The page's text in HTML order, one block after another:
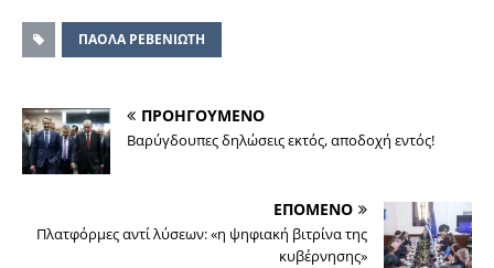
ΠΑΟΛΑ ΡΕΒΕΝΙΩΤΗ
ΠΡΟΗΓΟΥΜΕΝΟ
Βαρύγδουπες δηλώσεις εκτός, αποδοχή εντός!
ΕΠΟΜΕΝΟ
Πλατφόρμες αντί λύσεων: «η ψηφιακή βιτρίνα της
κυβέρνησης»